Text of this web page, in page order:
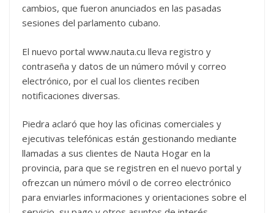
cambios, que fueron anunciados en las pasadas
sesiones del parlamento cubano.
El nuevo portal www.nauta.cu lleva registro y
contraseña y datos de un número móvil y correo
electrónico, por el cual los clientes reciben
notificaciones diversas.
Piedra aclaró que hoy las oficinas comerciales y
ejecutivas telefónicas están gestionando mediante
llamadas a sus clientes de Nauta Hogar en la
provincia, para que se registren en el nuevo portal y
ofrezcan un número móvil o de correo electrónico
para enviarles informaciones y orientaciones sobre el